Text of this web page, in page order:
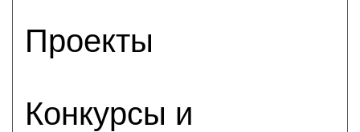
Проекты
Конкурсы и